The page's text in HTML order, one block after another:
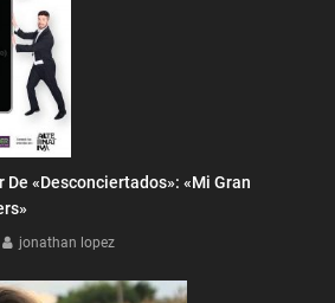
«Desconciertados»: «Mi Gran
jonathan lopez